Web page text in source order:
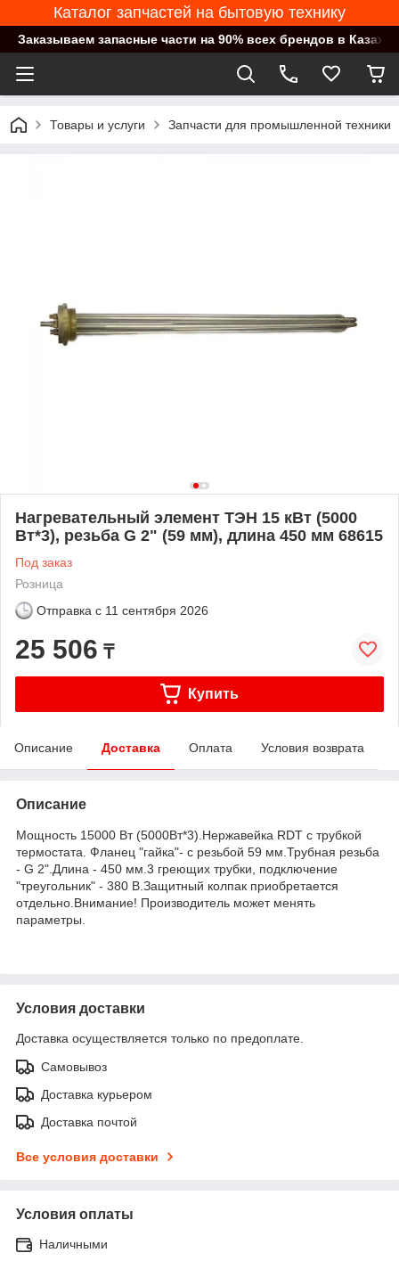
Каталог запчастей на бытовую технику
Заказываем запасные части на 90% всех брендов в
Товары и услуги Запчасти для промышленной техники
Нагревательный элемент ТЭН 15 кВт (5000
Вт*3), резьба G 2" (59 мм), длина 450 мм 68615
Под заказ
Розница
Отправка с 11 сентября 2026
25 506 ₸
Купить
Описание Доставка Оплата Условия возврата
Описание
Мощность 15000 Вт (5000Вт*3).Нержавейка RDT с трубкой
термостата. Фланец "гайка"- с резьбой 59 мм.Трубная резьба
- G 2".Длина - 450 мм.3 греющих трубки, подключение
"треугольник" - 380 В.Защитный колпак приобретается
отдельно.Внимание! Производитель может менять
параметры.
Условия доставки
Доставка осуществляется только по предоплате.
Самовывоз
Доставка курьером
Доставка почтой
Все условия доставки
Условия оплаты
Наличными